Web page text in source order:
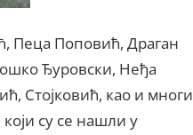
Пеца Поповић, Драган
Ђуровски, Неђа
Стојковић, као и многи
су се нашли у